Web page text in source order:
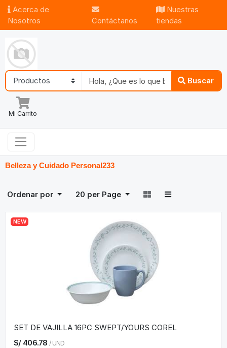
Acerca de
Nosotros
Contáctanos
Nuestras
tiendas
Buscar
Mi Carrito
Belleza y Cuidado Personal233
Ordenar por 20 per Page
NEW
SET DE VAJILLA 16PC SWEPT/YOURS COREL
S/ 406.78 / UND